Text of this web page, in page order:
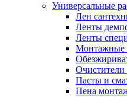
Универсальные
Лен
Ленты
Ленты
Монтажные
Очистители
Пасты и
Пена